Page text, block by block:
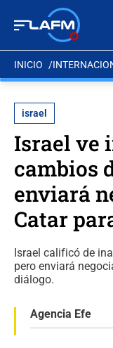
INICIO
israel
Israel ve
cambios
enviará
Catar
Israel calificó de
pero enviará
diálogo.
Agencia Efe